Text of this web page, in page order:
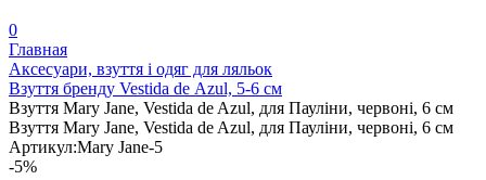
0
Главная
Аксесуари, взуття і одяг для ляльок
Взуття бренду Vestida de Аzul, 5-6 см
Взуття Mary Jane, Vestida de Azul, для Пауліни, червоні, 6 см
Взуття Mary Jane, Vestida de Azul, для Пауліни, червоні, 6 см
Артикул:Mary Jane-5
-5%